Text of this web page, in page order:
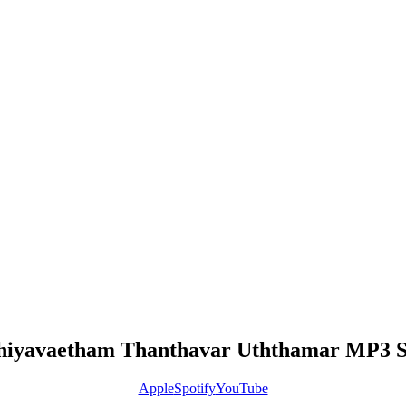
Thanthavar Uththamar MP3
AppleSpotifyYouTube